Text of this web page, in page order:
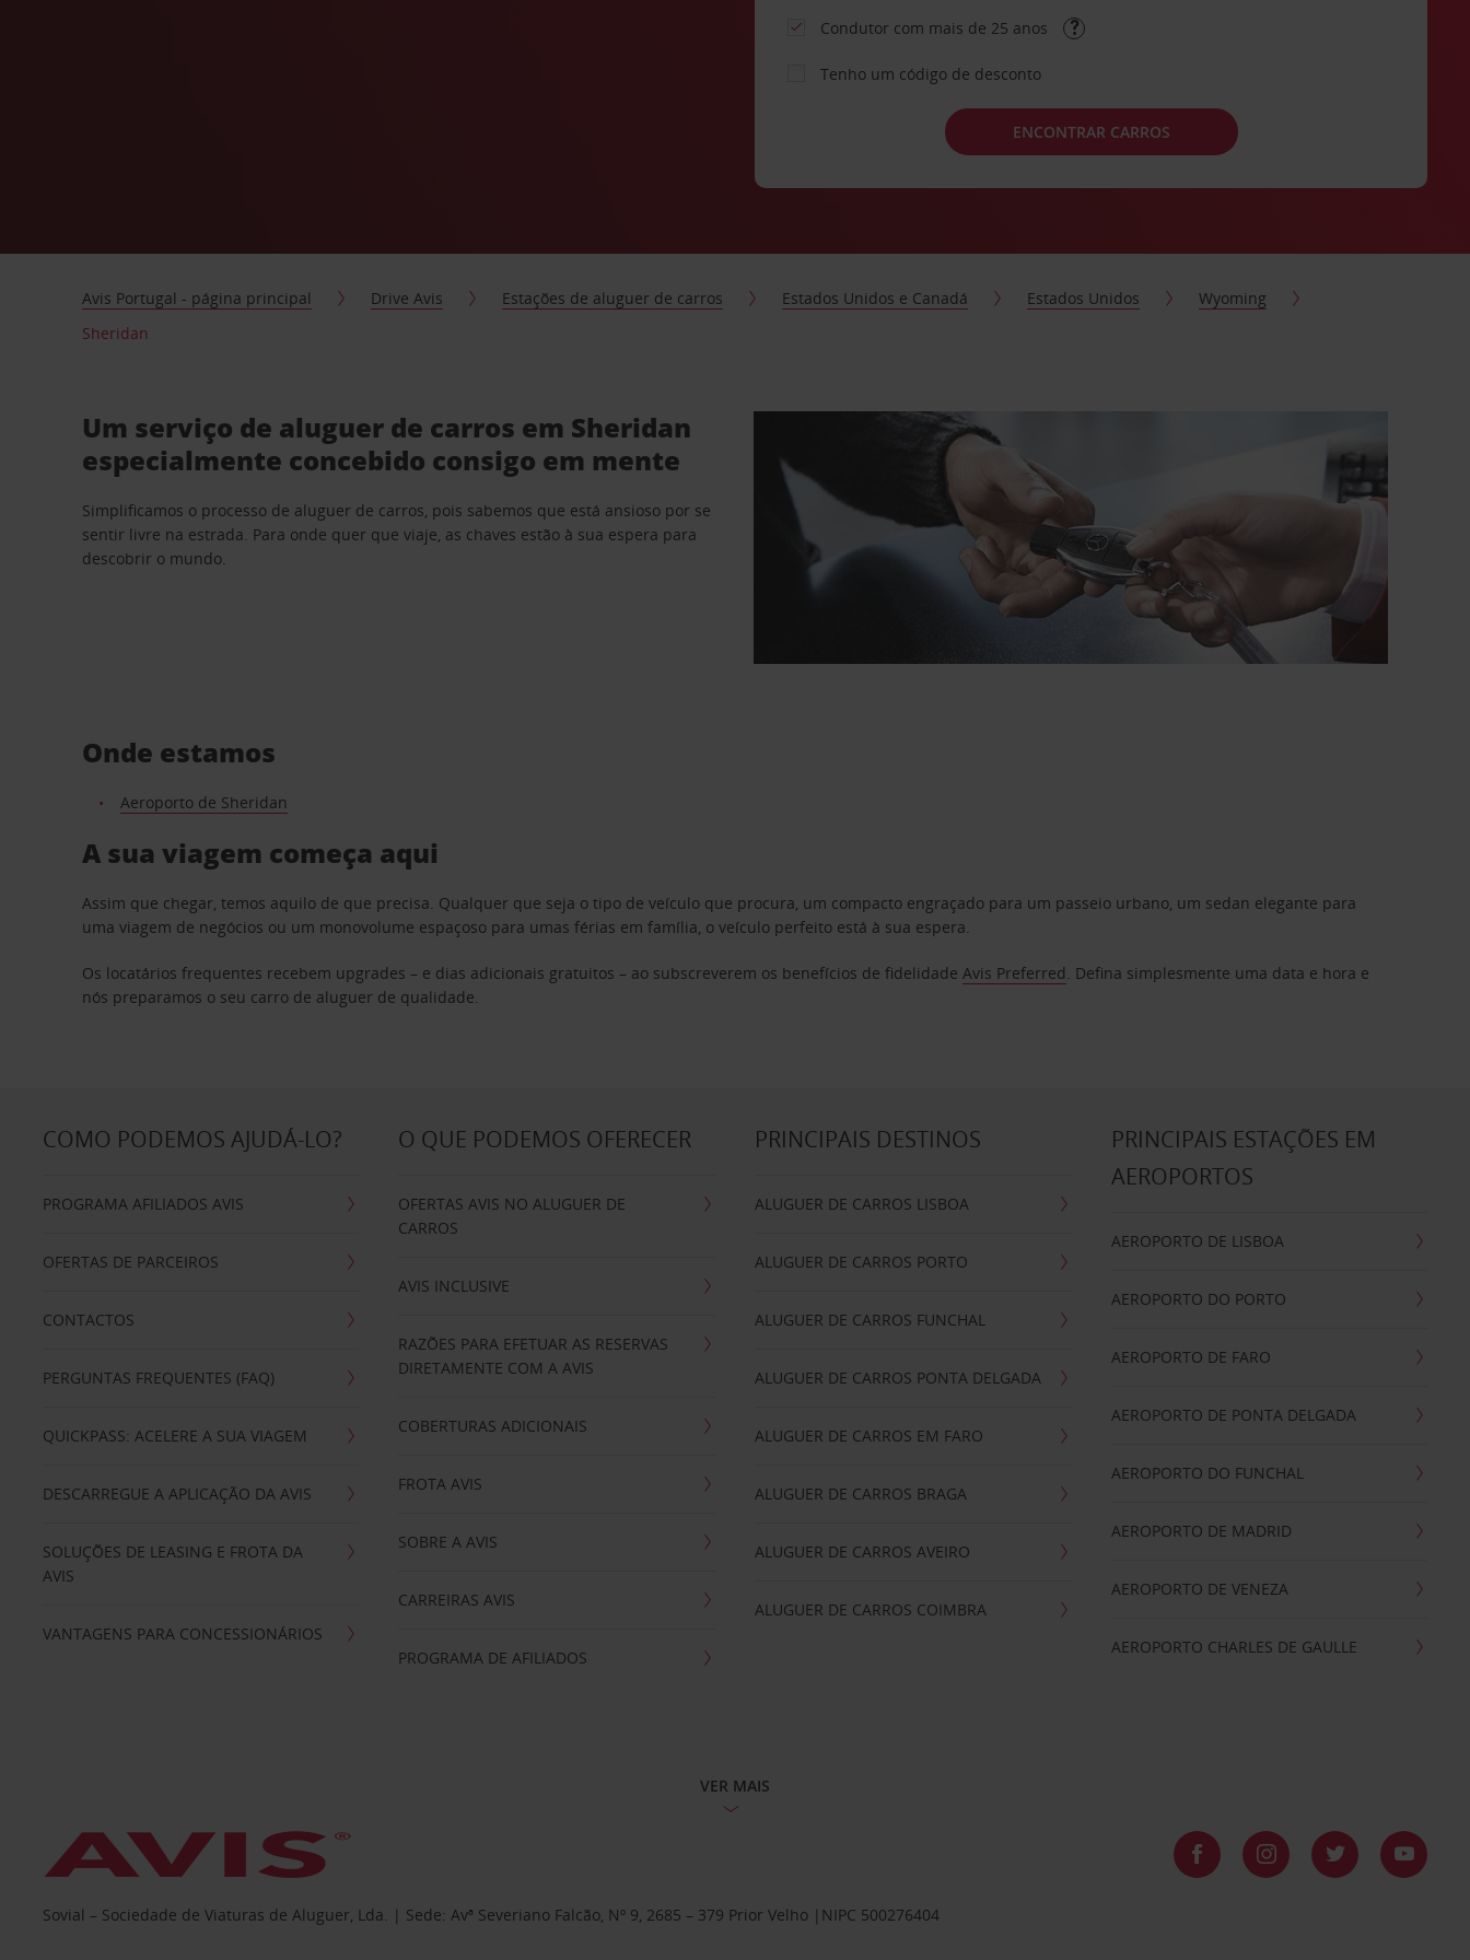
Condutor com mais de 25 anos
Tenho um código de desconto
ENCONTRAR CARROS
Avis Portugal - página principal Drive Avis Estações de aluguer de carros Estados Unidos e Canadá Estados Unidos
Wyoming
Sheridan
Um serviço de aluguer de carros em Sheridan
especialmente concebido consigo em mente
Simplificamos o processo de aluguer de carros, pois sabemos que está ansioso por se
sentir livre na estrada. Para onde quer que viaje, as chaves estão à sua espera para
descobrir o mundo.
Onde estamos
Aeroporto de Sheridan
A sua viagem começa aqui
Assim que chegar, temos aquilo de que precisa. Qualquer que seja o tipo de veículo que procura, um compacto engraçado para um passeio urbano, um sedan elegante para
uma viagem de negócios ou um monovolume espaçoso para umas férias em família, o veículo perfeito está à sua espera.
Os locatários frequentes recebem upgrades – e dias adicionais gratuitos – ao subscreverem os benefícios de fidelidadeAvis Preferred. Defina simplesmente uma data e hora e
nós preparamos o seu carro de aluguer de qualidade.
COMO PODEMOS AJUDÁ-LO?
PROGRAMA AFILIADOS AVIS
OFERTAS DE PARCEIROS
CONTACTOS
PERGUNTAS FREQUENTES (FAQ)
QUICKPASS: ACELERE A SUA VIAGEM
DESCARREGUE A APLICAÇÃO DA AVIS
SOLUÇÕES DE LEASING E FROTA DA
AVIS
VANTAGENS PARA CONCESSIONÁRIOS
O QUE PODEMOS OFERECER
OFERTAS AVIS NO ALUGUER DE
CARROS
AVIS INCLUSIVE
RAZÕES PARA EFETUAR AS RESERVAS
DIRETAMENTE COM A AVIS
COBERTURAS ADICIONAIS
FROTA AVIS
SOBRE A AVIS
CARREIRAS AVIS
PROGRAMA DE AFILIADOS
PRINCIPAIS DESTINOS
ALUGUER DE CARROS LISBOA
ALUGUER DE CARROS PORTO
ALUGUER DE CARROS FUNCHAL
ALUGUER DE CARROS PONTA DELGADA
ALUGUER DE CARROS EM FARO
ALUGUER DE CARROS BRAGA
ALUGUER DE CARROS AVEIRO
ALUGUER DE CARROS COIMBRA
PRINCIPAIS ESTAÇÕES EM
AEROPORTOS
AEROPORTO DE LISBOA
AEROPORTO DO PORTO
AEROPORTO DE FARO
AEROPORTO DE PONTA DELGADA
AEROPORTO DO FUNCHAL
AEROPORTO DE MADRID
AEROPORTO DE VENEZA
AEROPORTO CHARLES DE GAULLE
VER MAIS
Sovial – Sociedade de Viaturas de Aluguer, Lda. | Sede: Avª Severiano Falcão, Nº 9, 2685 – 379 Prior Velho |NIPC 500276404